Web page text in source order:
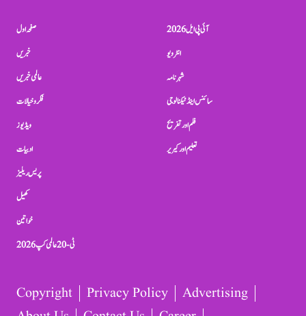
صفحہ اول
خبریں
عالمی خبریں
فکر و خیالات
ویڈیوز
ادبیات
پریس ریلیز
کھیل
خواتین
ٹی-20 عالمی کپ 2026
آئی پی ایل 2026
انٹرویو
شہرنامہ
سائنس اینڈ ٹیکنالوجی
فلم اور تفریح
تعلیم اور کیریر
Copyright Privacy Policy
Advertising